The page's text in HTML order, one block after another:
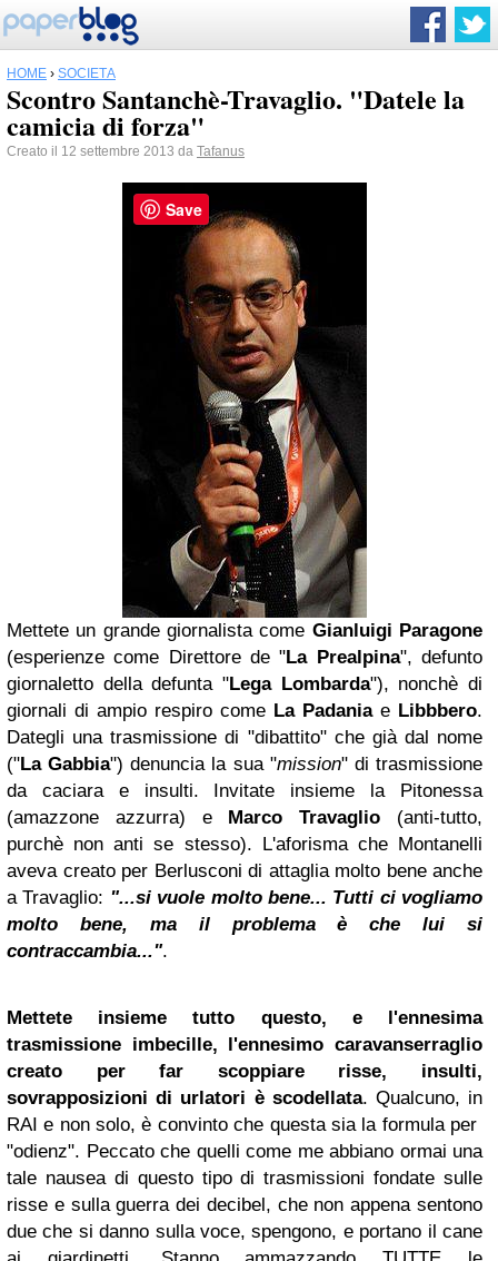
HOME › SOCIETÀ
Scontro Santanchè-Travaglio. "Datele la
camicia di forza"
Creato il 12 settembre 2013 da Tafanus
Mettete un grande giornalista come Gianluigi Paragone
(esperienze come Direttore de "La Prealpina", defunto
giornaletto della defunta "Lega Lombarda"), nonchè di
giornali di ampio respiro come La Padaniae Libbbero.
Dategli una trasmissione di "dibattito" che già dal nome
("La Gabbia") denuncia la sua "mission" di trasmissione
da caciara e insulti. Invitate insieme la Pitonessa
(amazzone azzurra) e Marco Travaglio (anti-tutto,
purchè non anti se stesso). L'aforisma che Montanelli
aveva creato per Berlusconi di attaglia molto bene anche
a Travaglio: "...si vuole molto bene... Tutti ci vogliamo
molto bene, ma il problema è che lui si
contraccambia...".
Mettete insieme tutto questo, e l'ennesima
trasmissione imbecille, l'ennesimo caravanserraglio
creato per far scoppiare risse, insulti,
sovrapposizioni di urlatori è scodellata. Qualcuno, in
RAI e non solo, è convinto che questa sia la formula per
"odienz". Peccato che quelli come me abbiano ormai una
tale nausea di questo tipo di trasmissioni fondate sulle
risse e sulla guerra dei decibel, che non appena sentono
due che si danno sulla voce, spengono, e portano il cane
Save